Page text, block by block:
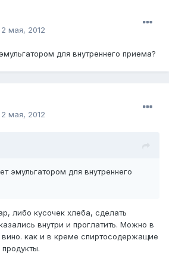
2 мая, 2012
для внутреннего приема?
2 мая, 2012
эмульгатором для внутреннего
либо кусочек хлеба, сделать
внутри и проглатить. Можно в
как и в креме спиртосодержащие